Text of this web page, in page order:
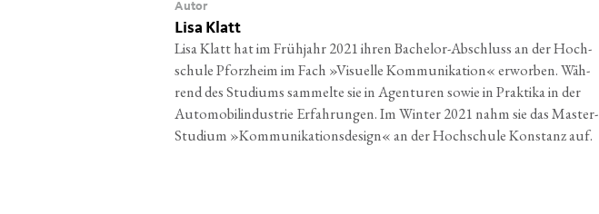
Autor
Lisa Klatt
Lisa Klatt hat im Früh­jahr 2021 ihren Bache­lor-Abschluss an der Hoch­
schu­le Pforz­heim im Fach »Visu­el­le Kom­mu­ni­ka­ti­on« erwor­ben. Wäh­
rend des Stu­di­ums sam­mel­te sie in Agen­tu­ren sowie in Prak­ti­ka in der
Auto­mo­bil­in­dus­trie Erfah­run­gen. Im Win­ter 2021 nahm sie das Mas­ter-
Stu­di­um »Kom­mu­ni­ka­ti­ons­de­sign« an der Hoch­schu­le Kon­stanz auf.